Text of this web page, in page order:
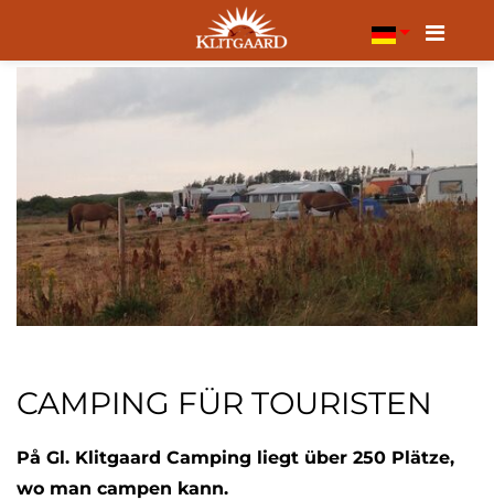
Menu
CAMPING FÜR TOURISTEN
På Gl. Klitgaard Camping liegt über 250 Plätze,
wo man campen kann.